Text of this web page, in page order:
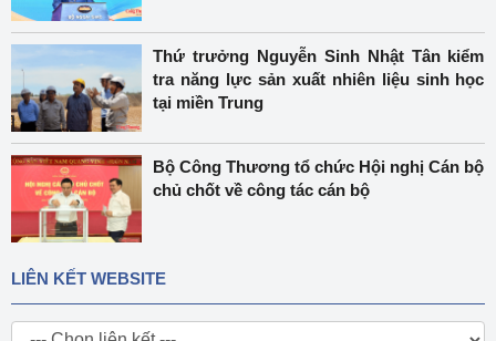
Thứ trưởng Nguyễn Sinh Nhật Tân kiểm
tra năng lực sản xuất nhiên liệu sinh học
tại miền Trung
Bộ Công Thương tổ chức Hội nghị Cán bộ
chủ chốt về công tác cán bộ
LIÊN KẾT WEBSITE